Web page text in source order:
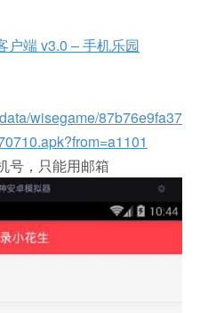
户端 v3.0 – 手机乐园
wisegame/87b76e9fa37
号，只能用邮箱